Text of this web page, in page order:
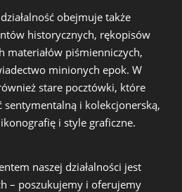
obejmuje także
historycznych, rękopisów
materiałów piśmienniczych,
minionych epok. W
stare pocztówki, które
sentymentalną i kolekcjonerską,
i style graficzne.
naszej działalności jest
– poszukujemy i oferujemy